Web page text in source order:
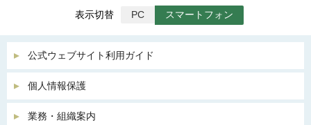
表示切替 PC スマートフォン
公式ウェブサイト利用ガイド
個人情報保護
業務・組織案内